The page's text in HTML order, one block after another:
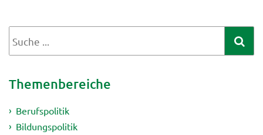
Themenbereiche
Berufspolitik
Bildungspolitik